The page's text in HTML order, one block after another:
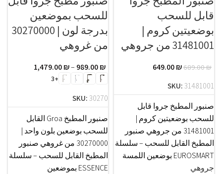
قابل للسحب
بوضعيتين كروم |
31481001 من جروهي
جروهي
689.00₪
649.00₪
SKU: 31481001
صنبور المطبخ جروا قابل
للسحب بوضعيتين كروم |
31481001 من جروهي صنبور
المطبخ القابل للسحب – سلسلة
EUROSMART بوضعين اللمسة
للسحب بموضعين
بدرجة لون | 30270000
من غروهي
989.00₪
–
1,479.00₪
+3
SKU: 30270
صنبور المطبخ Groa القابل
للسحب بوضعين بلون واحد |
30270000 من غروهي صنبور
المطبخ القابل للسحب – سلسلة
ESSENCE بموضعين